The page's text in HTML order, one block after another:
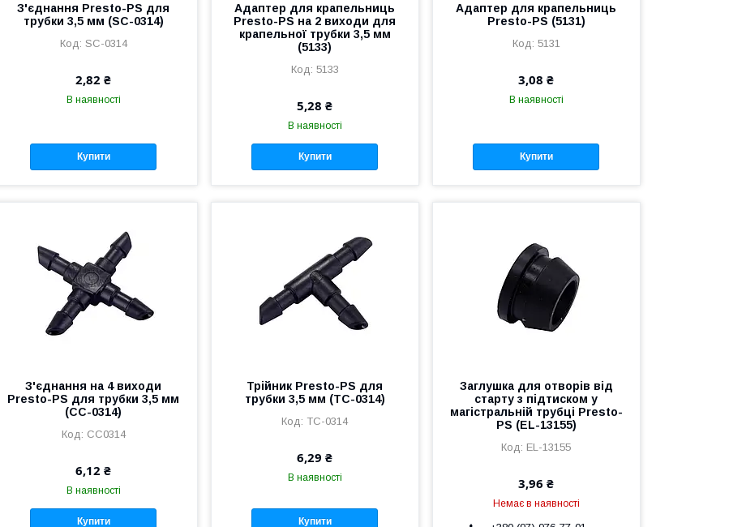
З'єднання Presto-PS для
трубки 3,5 мм (SC-0314)
SC-0314
2,82 ₴
В наявності
Купити
Адаптер для крапельниць
Presto-PS на 2 виходи для
крапельної трубки 3,5 мм
(5133)
5133
5,28 ₴
В наявності
Купити
Адаптер для крапельниць
Presto-PS (5131)
5131
3,08 ₴
В наявності
Купити
З'єднання на 4 виходи
Presto-PS для трубки 3,5 мм
(CC-0314)
CC0314
6,12 ₴
В наявності
Купити
Трійник Presto-PS для
трубки 3,5 мм (TC-0314)
TC-0314
6,29 ₴
В наявності
Купити
Заглушка для отворів від
старту з підтиском у
магістральній трубці Presto-
PS (EL-13155)
EL-13155
3,96 ₴
Немає в наявності